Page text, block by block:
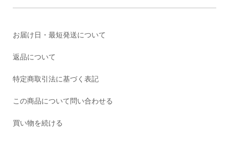
お届け日・最短発送について
返品について
特定商取引法に基づく表記
この商品について問い合わせる
買い物を続ける